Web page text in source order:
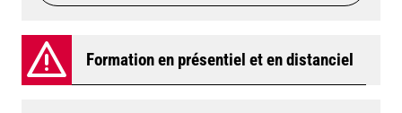
Formation en présentiel et en distanciel